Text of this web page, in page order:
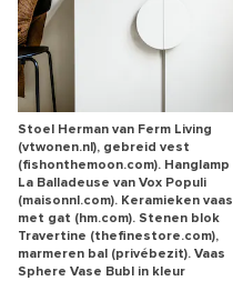
Stoel Herman van Ferm Living
(vtwonen.nl), gebreid vest
(fishonthemoon.com). Hanglamp
La Balladeuse van Vox Populi
(maisonnl.com). Keramieken vaas
met gat (hm.com). Stenen blok
Travertine (thefinestore.com),
marmeren bal (privébezit). Vaas
Sphere Vase Bubl in kleur